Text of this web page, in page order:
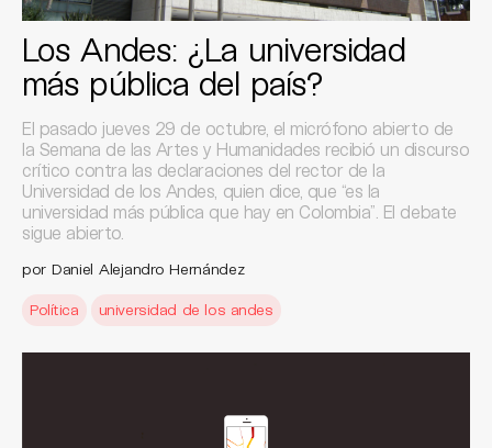
Los Andes: ¿La universidad
más pública del país?
El pasado jueves 29 de octubre, el micrófono abierto de
la Semana de las Artes y Humanidades recibió un discurso
crítico contra las declaraciones del rector de la
Universidad de los Andes, quien dice, que “es la
universidad más pública que hay en Colombia”. El debate
sigue abierto.
por Daniel Alejandro Hernández
Política universidad de los andes